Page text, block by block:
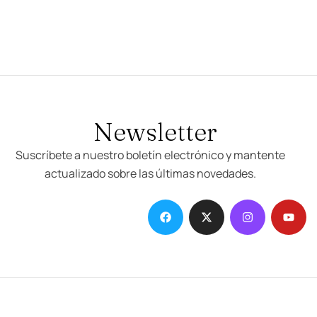
Newsletter
Suscríbete a nuestro boletín electrónico y mantente
actualizado sobre las últimas novedades.